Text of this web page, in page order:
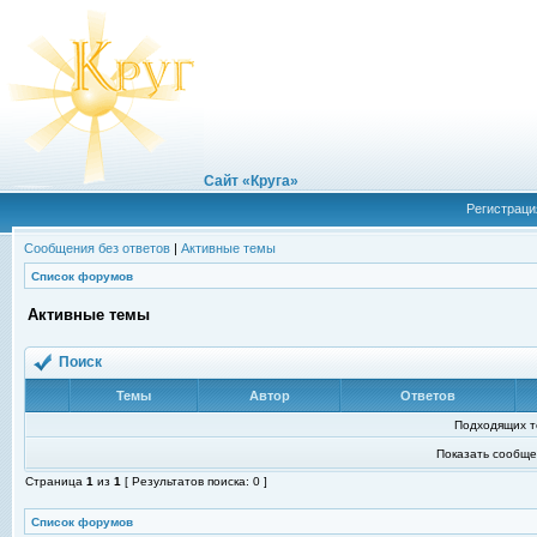
Сайт «Круга»
Сообщения без ответов | Активные темы
Список форумов
Активные темы
Поиск
Темы Автор Ответов
Подходящих
Показать
Страница 1 из 1 [ Результатов поиска: 0 ]
Список форумов